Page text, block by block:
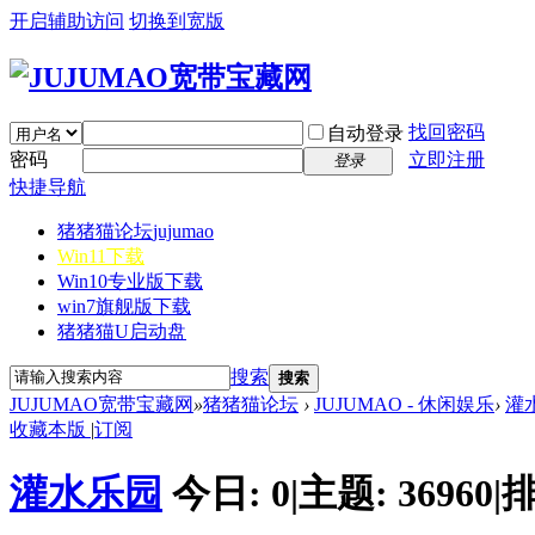
开启辅助访问 切换到宽版
自动登录 找回密码
密码
登录
立即注册
快捷导航
猪猪猫论坛jujumao
Win11下载
Win10专业版下载
win7旗舰版下载
猪猪猫U启动盘
搜索 搜索
JUJUMAO宽带宝藏网 »猪猪猫论坛 › JUJUMAO - 休闲娱乐› 灌
收藏本版 |订阅
灌水乐园 今日: 0|主题: 36960|